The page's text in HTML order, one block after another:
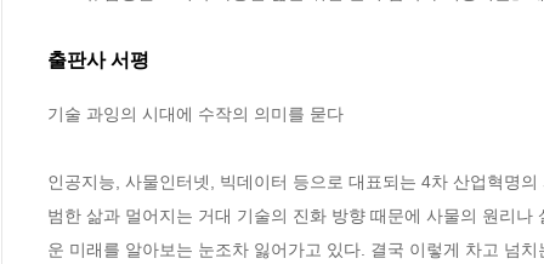
출판사 서평
기술 과잉의 시대에 수작의 의미를 묻다
인공지능, 사물인터넷, 빅데이터 등으로 대표되는 4차 산업혁명
범한 삶과 멀어지는 거대 기술의 진화 방향 때문에 사물의 원리
운 미래를 알아보는 눈조차 잃어가고 있다. 결국 이렇게 차고 넘